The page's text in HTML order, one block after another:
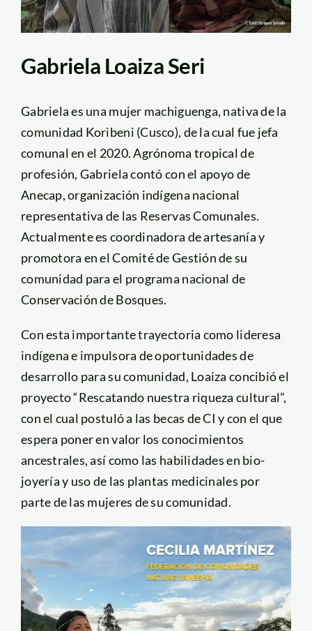
Gabriela Loaiza Seri
Gabriela es una mujer machiguenga, nativa de la
comunidad Koribeni (Cusco), de la cual fue jefa
comunal en el 2020. Agrónoma tropical de
profesión, Gabriela contó con el apoyo de
Anecap, organización indígena nacional
representativa de las Reservas Comunales.
Actualmente es coordinadora de artesanía y
promotora en el Comité de Gestión de su
comunidad para el programa nacional de
Conservación de Bosques.
Con esta importante trayectoria como lideresa
indígena e impulsora de oportunidades de
desarrollo para su comunidad, Loaiza concibió el
proyecto “Rescatando nuestra riqueza cultural”,
con el cual postuló a las becas de CI y con el que
espera poner en valor los conocimientos
ancestrales, así como las habilidades en bio-
joyería y uso de las plantas medicinales por
parte de las mujeres de su comunidad.